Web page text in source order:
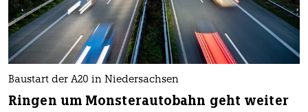
Baustart der A20 in Niedersachsen
Ringen um Monsterautobahn geht weiter